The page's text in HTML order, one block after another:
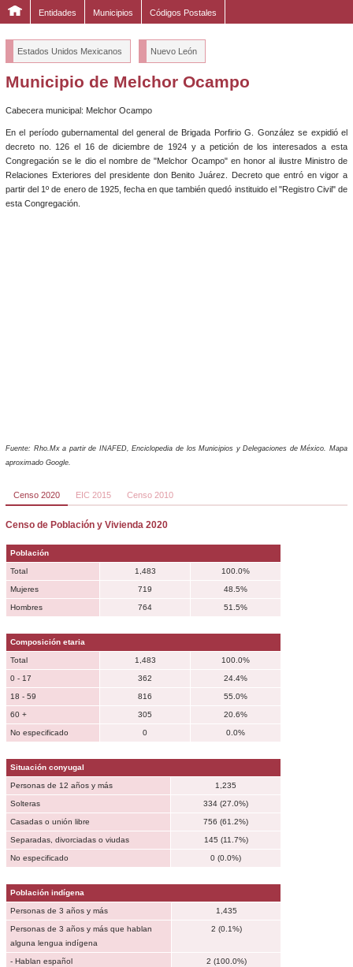
Entidades Municipios Códigos Postales
Estados Unidos Mexicanos Nuevo León
Municipio de Melchor Ocampo
Cabecera municipal: Melchor Ocampo
En el período gubernamental del general de Brigada Porfirio G. González se expidió el
decreto no. 126 el 16 de diciembre de 1924 y a petición de los interesados a esta
Congregación se le dio el nombre de "Melchor Ocampo" en honor al ilustre Ministro de
Relaciones Exteriores del presidente don Benito Juárez. Decreto que entró en vigor a
partir del 1º de enero de 1925, fecha en que también quedó instituido el "Registro Civil" de
esta Congregación.
Fuente: Rho.Mx a partir de INAFED, Enciclopedia de los Municipios y Delegaciones de México. Mapa
aproximado Google.
Censo 2020 EIC 2015 Censo 2010
Censo de Población y Vivienda 2020
Población
Total 1,483 100.0%
Mujeres 719 48.5%
Hombres 764 51.5%
Composición etaria
Total 1,483 100.0%
0 - 17 362 24.4%
18 - 59 816 55.0%
60 + 305 20.6%
No especificado 0 0.0%
Situación conyugal
Personas de 12 años y más 1,235
Solteras 334 (27.0%)
Casadas o unión libre 756 (61.2%)
Separadas, divorciadas o viudas 145 (11.7%)
No especificado 0 (0.0%)
Población indígena
Personas de 3 años y más 1,435
Personas de 3 años y más que hablan
alguna lengua indígena
2 (0.1%)
- Hablan español 2 (100.0%)